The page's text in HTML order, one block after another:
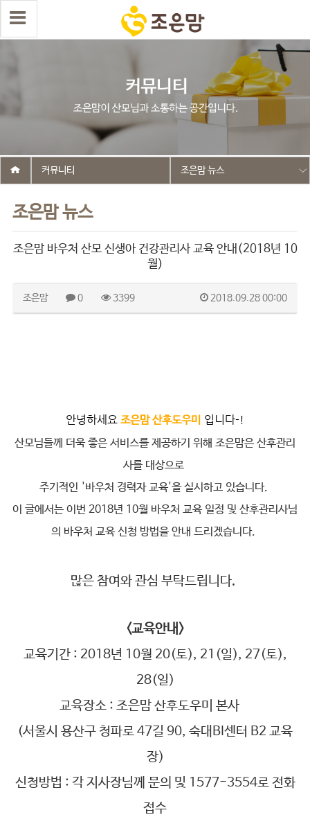
조은맘 뉴스
커뮤니티 조은맘 뉴스
조은맘 바우처 산모 신생아 건강관리사 교육 안내(2018년 10
월)
조은맘 0 3399 2018.09.28 00:00
안녕하세요 조은맘 산후도우미 입니다-!
산모님들께 더욱 좋은 서비스를 제공하기 위해 조은맘은 산후관리
사를 대상으로
주기적인 '바우처 경력자 교육'을 실시하고 있습니다.
이 글에서는 이번 2018년 10월 바우처 교육 일정 및 산후관리사님
의 바우처 교육 신청 방법을 안내 드리겠습니다.
많은 참여와 관심 부탁드립니다.
<교육안내>
교육기간 : 2018년 10월 20(토), 21(일), 27(토),
28(일)
교육장소 : 조은맘 산후도우미 본사
(서울시 용산구 청파로 47길 90, 숙대BI센터 B2 교육
장)
신청방법 : 각 지사장님께 문의 및 1577-3554로 전화
접수